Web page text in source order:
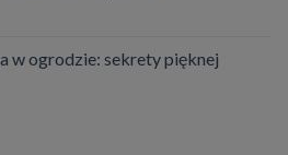
w ogrodzie: sekrety pięknej